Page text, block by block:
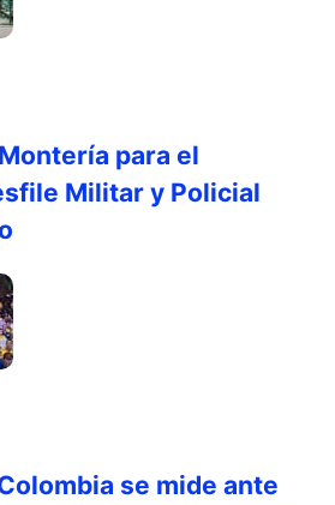
para el
Militar y Policial
se mide ante